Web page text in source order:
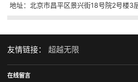
地址：北京市昌平区景兴街18号院2号楼
友情链接： 超越无限
在线留言